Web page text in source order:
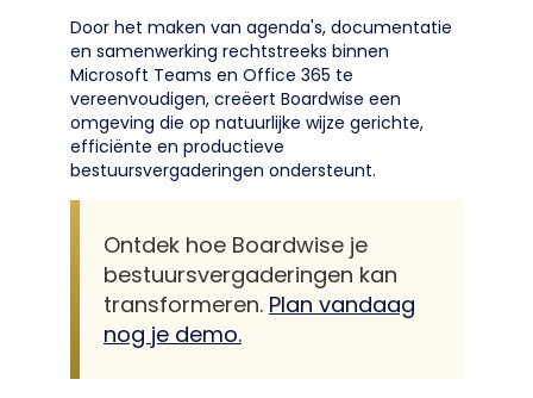
Door het maken van agenda's, documentatie
en samenwerking rechtstreeks binnen
Microsoft Teams en Office 365 te
vereenvoudigen, creëert Boardwise een
omgeving die op natuurlijke wijze gerichte,
efficiënte en productieve
bestuursvergaderingen ondersteunt.
Ontdek hoe Boardwise je
bestuursvergaderingen kan
transformeren. Plan vandaag
nog je demo.